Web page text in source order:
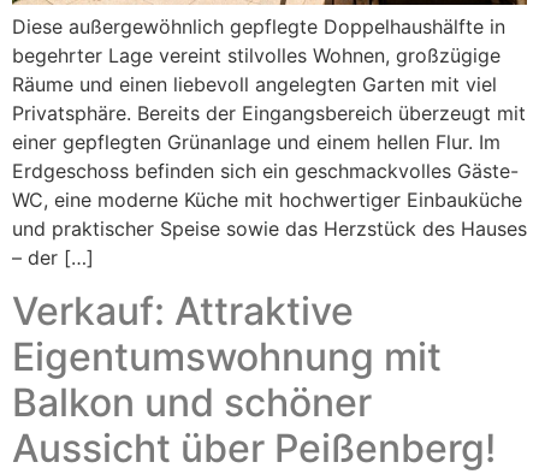
Diese außergewöhnlich gepflegte Doppelhaushälfte in
begehrter Lage vereint stilvolles Wohnen, großzügige
Räume und einen liebevoll angelegten Garten mit viel
Privatsphäre. Bereits der Eingangsbereich überzeugt mit
einer gepflegten Grünanlage und einem hellen Flur. Im
Erdgeschoss befinden sich ein geschmackvolles Gäste-
WC, eine moderne Küche mit hochwertiger Einbauküche
und praktischer Speise sowie das Herzstück des Hauses
– der […]
Verkauf: Attraktive
Eigentumswohnung mit
Balkon und schöner
Aussicht über Peißenberg!